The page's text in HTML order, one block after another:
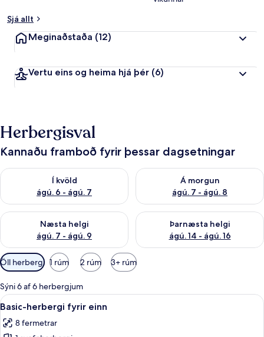
Sjá allt
Meginaðstaða (12)
Vertu eins og heima hjá þér (6)
Herbergisval
Kannaðu framboð fyrir þessar dagsetningar
Í kvöld
ágú. 6 - ágú. 7
Athuga framboð í kvöld ágú. 6 - ágú. 7
Á morgun
ágú. 7 - ágú. 8
Athuga framboð á morgun
Næsta helgi
ágú. 7 - ágú. 9
Athuga framboð næstu helgi ágú. 7 - ágú. 9
Þarnæsta helgi
ágú. 14 - ágú. 16
Athuga framboð þarnæstu
Síur
í
boði
fyrir
herbergi
Öll herbergi 1 rúm 2 rúm 3+ rúm
Sýni 6 af 6 herbergjum
Skoða
allar
myndir
Basic-herbergi fyrir einn |
5
Basic-herbergi fyrir einn
8 fermetrar